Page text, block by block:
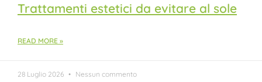
Trattamenti estetici da evitare al sole
READ MORE »
28 Luglio 2026 Nessun commento